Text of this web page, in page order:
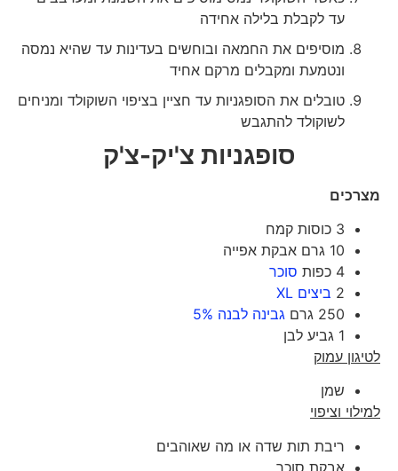
עד לקבלת בלילה אחידה
מוסיפים את החמאה ובוחשים בעדינות עד שהיא נמסה
ונטמעת ומקבלים מרקם אחיד
טובלים את הסופגניות עד חציין בציפוי השוקולד ומניחים
לשוקולד להתגבש
סופגניות צ'יק-צ'ק
מצרכים
3 כוסות קמח
10 גרם אבקת אפייה
4 כפות
סוכר
2
ביצים XL
250 גרם
גבינה לבנה 5%
1 גביע לבן
לטיגון עמוק
שמן
למילוי וציפוי
ריבת תות שדה או מה שאוהבים
אבקת סוכר